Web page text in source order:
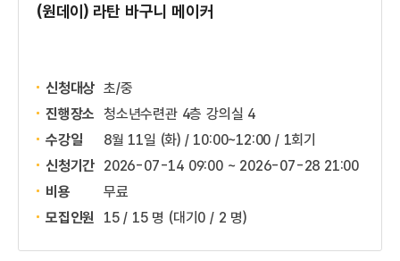
(원데이) 라탄 바구니 메이커
신청대상 초/중
진행장소 청소년수련관 4층 강의실 4
수강일
8월 11일 (화) / 10:00~12:00 / 1회기
신청기간 2026-07-14 09:00 ~ 2026-07-28 21:00
비용
무료
모집인원
15 / 15 명 (대기0 / 2 명)